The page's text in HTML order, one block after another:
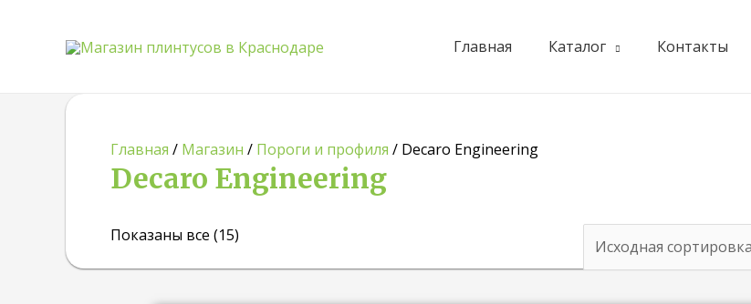
Главная Каталог Контакты
Главная / Магазин / Пороги и профиля / Decaro Engineering
Decaro Engineering
Показаны все (15)